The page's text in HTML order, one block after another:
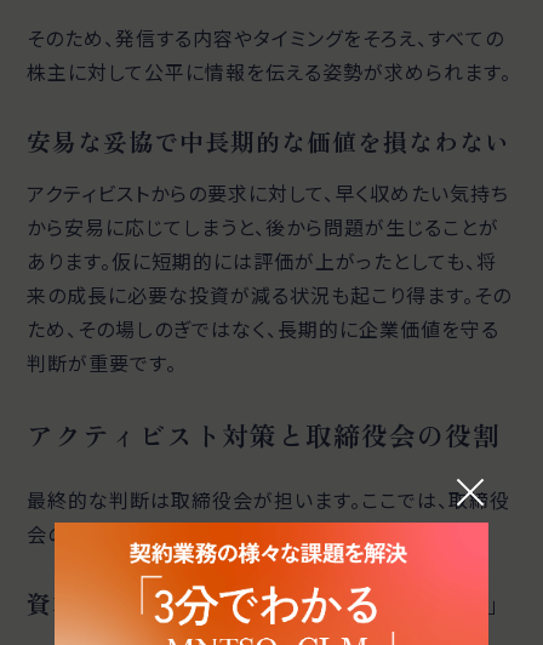
そのため、発信する内容やタイミングをそろえ、すべての
株主に対して公平に情報を伝える姿勢が求められます。
安易な妥協で中長期的な価値を損なわない
アクティビストからの要求に対して、早く収めたい気持ち
から安易に応じてしまうと、後から問題が生じることが
あります。仮に短期的には評価が上がったとしても、将
来の成長に必要な投資が減る状況も起こり得ます。その
ため、その場しのぎではなく、長期的に企業価値を守る
判断が重要です。
アクティビスト対策と取締役会の役割
最終的な判断は取締役会が担います。ここでは、取締役
会の役割を解説します。
資本コストを意識した「利益重視の姿勢」